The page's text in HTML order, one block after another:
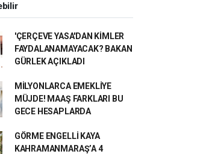
'ÇERÇEVE YASA'DAN KİMLER
FAYDALANAMAYACAK? BAKAN
GÜRLEK AÇIKLADI
MİLYONLARCA EMEKLİYE
MÜJDE! MAAŞ FARKLARI BU
GECE HESAPLARDA
GÖRME ENGELLİ KAYA
KAHRAMANMARAŞ’A 4